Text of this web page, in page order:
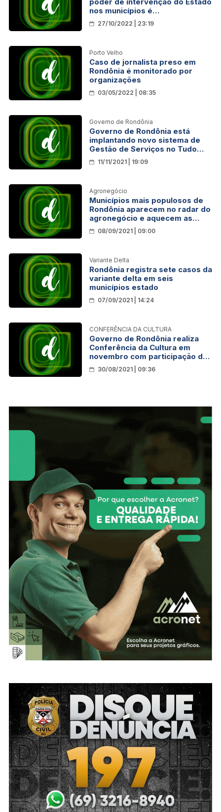
nos municípios é
inconstitucional
27/10/2022 | 23:19
Porto Velho
Caso de jornalista preso em
Rondônia é monitorado por
organizações
03/05/2022 | 08:35
Governo de Rondônia
Governo de Rondônia está
implantando novo sistema de
Gestão de Serviços no Tudo
Aqui11/11/2021 | 19:09
Agronegócio
Municípios mais populosos de
Rondônia aparecem no radar do
agronegócio e aquecem as
exportações para Ásia e Europa
08/09/2021 | 09:00
Variante Delta
Rondônia registra sete casos da
variante delta em seis
municípios estado
07/09/2021 | 14:24
CONFERÊNCIA DA CULTURA
Governo de Rondônia realiza
Conferência da Cultura em
novembro com participação de
22 municípios
30/08/2021 | 09:36